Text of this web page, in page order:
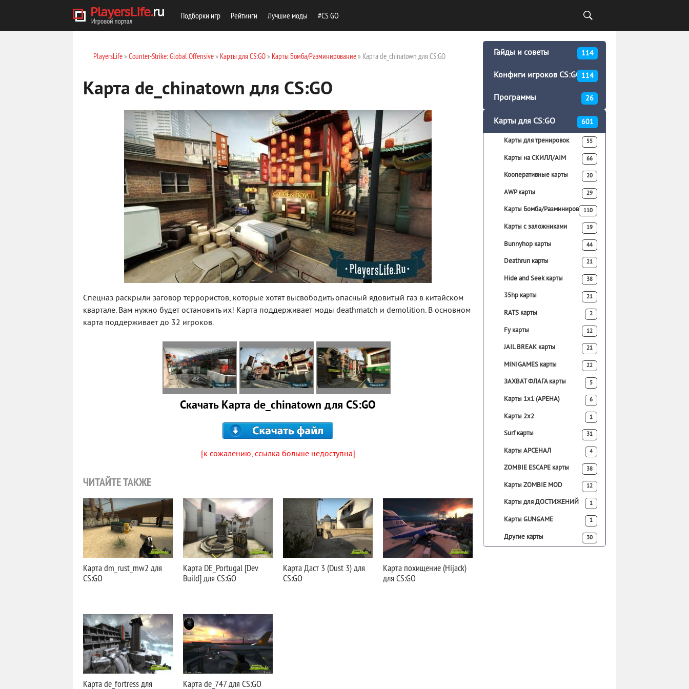
Подборки игр Рейтинги Лучшие моды #CS GO
PlayersLife» Counter-Strike: Global Offensive» Карты для CS:GO» Карты Бомба/Разминирование» Карта de_chinatown для CS:GO
Карта de_chinatown для CS:GO
Спецназ раскрыли заговор террористов, которые хотят высвободить опасный ядовитый газ в китайском
квартале. Вам нужно будет остановить их! Карта поддерживает моды deathmatch и demolition. В основном
карта поддерживает до 32 игроков.
Скачать Карта de_chinatown для CS:GO
[к сожалению, ссылка больше недоступна]
ЧИТАЙТЕ ТАКЖЕ
Карта dm_rust_mw2 для
CS:GO
Карта DE_Portugal [Dev
Build] для CS:GO
Карта Даст 3 (Dust 3) для
CS:GO
Карта похищение (Hijack)
для CS:GO
Карта de_fortress для
Карта de_747 для CS:GO
Гайды и советы 114
Конфиги игроков CS:GO 114
Программы 26
Карты для CS:GO 601
Карты для тренировок 55
Карты на СКИЛЛ/AIM 66
Кооперативные карты 20
AWP карты 29
Карты Бомба/Разминирование
110
Карты с заложниками 19
Bunnyhop карты 44
Deathrun карты 21
Hide and Seek карты 38
35hp карты 21
RATS карты 2
Fy карты 12
JAIL BREAK карты 21
MINIGAMES карты 22
ЗАХВАТ ФЛАГА карты 5
Карты 1х1 (АРЕНА) 6
Карты 2х2 1
Surf карты 31
Карты АРСЕНАЛ 4
ZOMBIE ESCAPE карты 38
Карты ZOMBIE MOD 12
Карты для ДОСТИЖЕНИЙ 1
Карты GUNGAME 1
Другие карты 30